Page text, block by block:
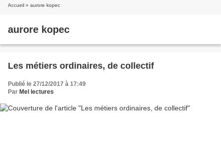
Accueil » aurore kopec
aurore kopec
Les métiers ordinaires, de collectif
Publié le 27/12/2017 à 17:49
Par Mel lectures